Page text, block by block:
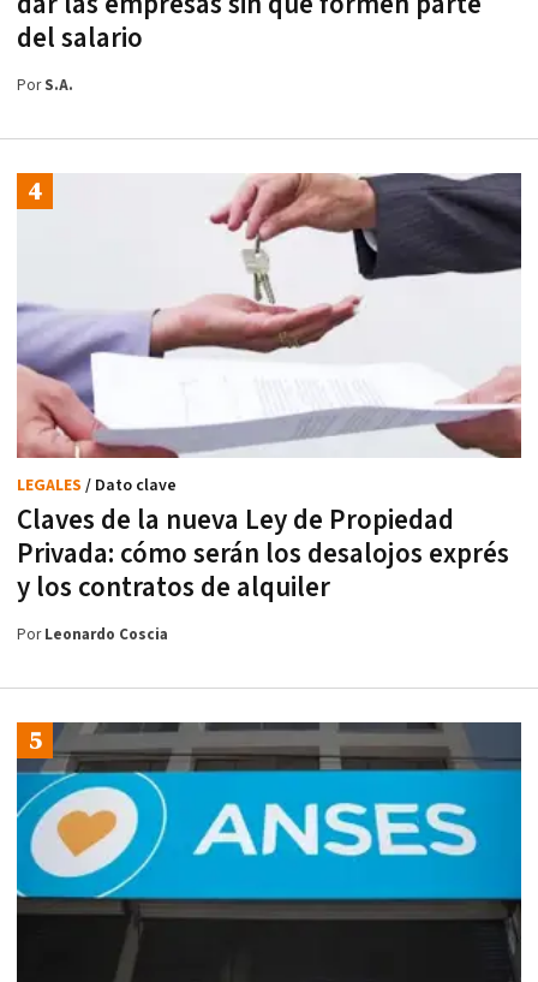
del salario
PorS.A.
Claves de la nueva Ley de Propiedad
Privada: cómo serán los desalojos exprés
y los contratos de alquiler
LEGALES / Dato clave
PorLeonardo Coscia